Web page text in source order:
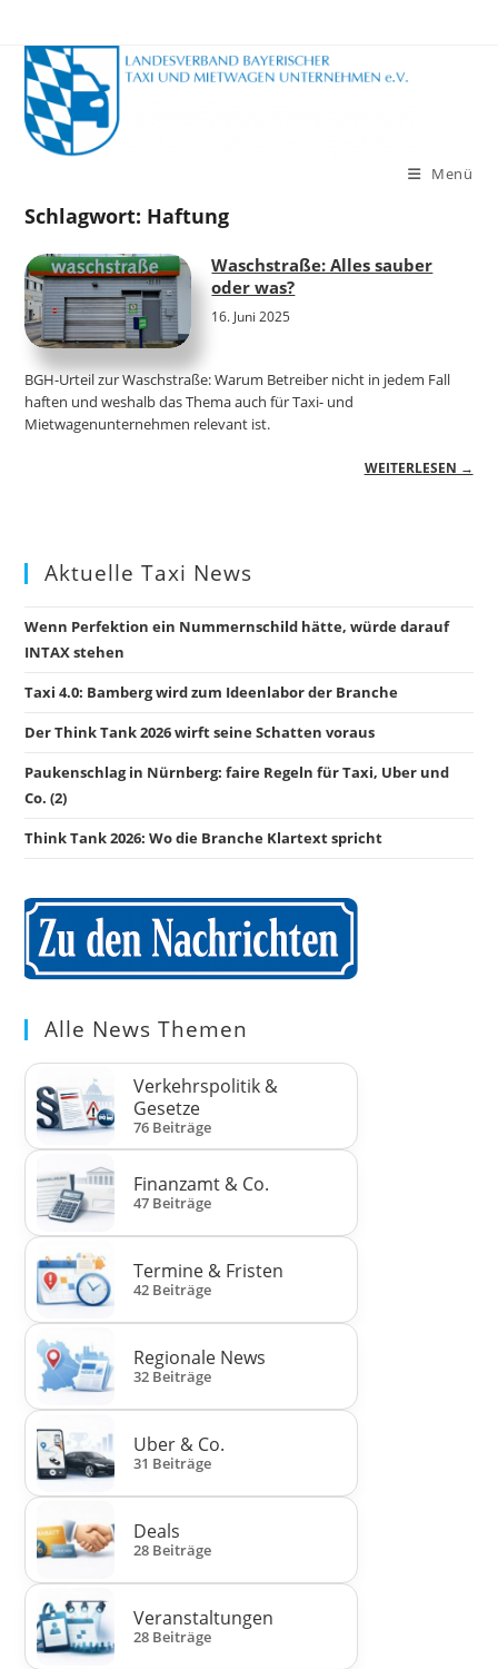
Inhalt
springen
Menü
Schlagwort: Haftung
Waschstraße: Alles sauber
oder was?
16. Juni 2025
BGH-Urteil zur Waschstraße: Warum Betreiber nicht in jedem Fall
haften und weshalb das Thema auch für Taxi- und
Mietwagenunternehmen relevant ist.
WEITERLESEN →
Aktuelle Taxi News
Wenn Perfektion ein Nummernschild hätte, würde darauf
INTAX stehen
Taxi 4.0: Bamberg wird zum Ideenlabor der Branche
Der Think Tank 2026 wirft seine Schatten voraus
Paukenschlag in Nürnberg: faire Regeln für Taxi, Uber und
Co. (2)
Think Tank 2026: Wo die Branche Klartext spricht
Alle News Themen
Verkehrspolitik &
Gesetze
76 Beiträge
Finanzamt & Co.
47 Beiträge
Termine & Fristen
42 Beiträge
Regionale News
32 Beiträge
Uber & Co.
31 Beiträge
Deals
28 Beiträge
Veranstaltungen
28 Beiträge